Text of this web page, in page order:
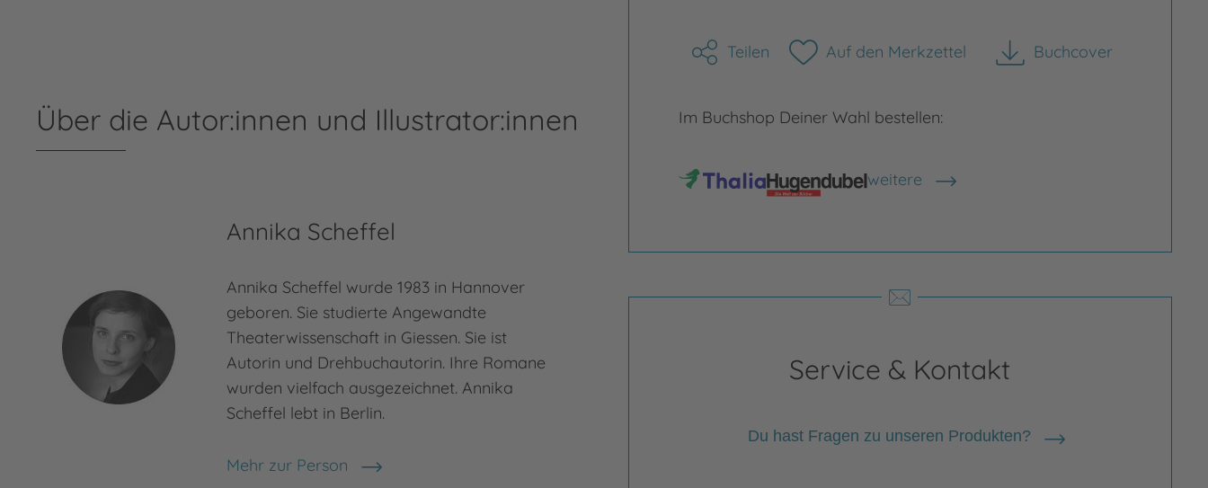
Teilen Auf den Merkzettel Buchcover
herunterladen
Im Buchshop Deiner Wahl bestellen:
weitere
Shops anzeigen
Service & Kontakt
Du hast Fragen zu unseren Produkten?
Über die Autor:innen und Illustrator:innen
Annika Scheffel
Annika Scheffel wurde 1983 in Hannover
geboren. Sie studierte Angewandte
Theaterwissenschaft in Giessen. Sie ist
Autorin und Drehbuchautorin. Ihre Romane
wurden vielfach ausgezeichnet. Annika
Scheffel lebt in Berlin.
Mehr zur Person
Annika Scheffel